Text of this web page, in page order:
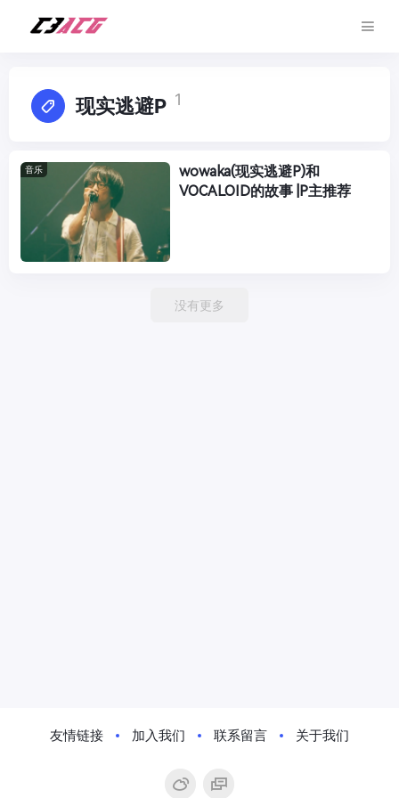
现实逃避P 1
音乐
wowaka(现实逃避P)和
VOCALOID的故事 |P主推荐
没有更多
友情链接 加入我们 联系留言 关于我们